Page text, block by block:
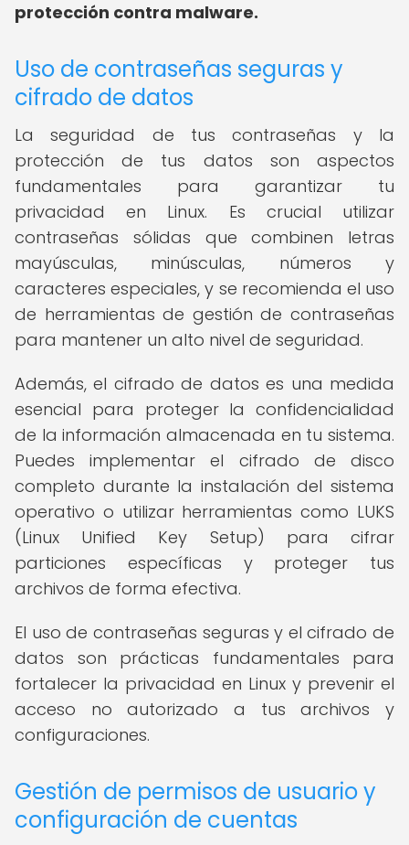
protección contra malware.
Uso de contraseñas seguras y
cifrado de datos
La seguridad de tus contraseñas y la
protección de tus datos son aspectos
fundamentales para garantizar tu
privacidad en Linux. Es crucial utilizar
contraseñas sólidas que combinen letras
mayúsculas, minúsculas, números y
caracteres especiales, y se recomienda el uso
de herramientas de gestión de contraseñas
para mantener un alto nivel de seguridad.
Además, el cifrado de datos es una medida
esencial para proteger la confidencialidad
de la información almacenada en tu sistema.
Puedes implementar el cifrado de disco
completo durante la instalación del sistema
operativo o utilizar herramientas como LUKS
(Linux Unified Key Setup) para cifrar
particiones específicas y proteger tus
archivos de forma efectiva.
El uso de contraseñas seguras y el cifrado de
datos son prácticas fundamentales para
fortalecer la privacidad en Linux y prevenir el
acceso no autorizado a tus archivos y
configuraciones.
Gestión de permisos de usuario y
configuración de cuentas